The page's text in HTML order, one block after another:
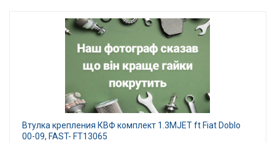
Втулка крепления КВФ комплект 1.3MJET ft Fiat Doblo
00-09, FAST- FT13065